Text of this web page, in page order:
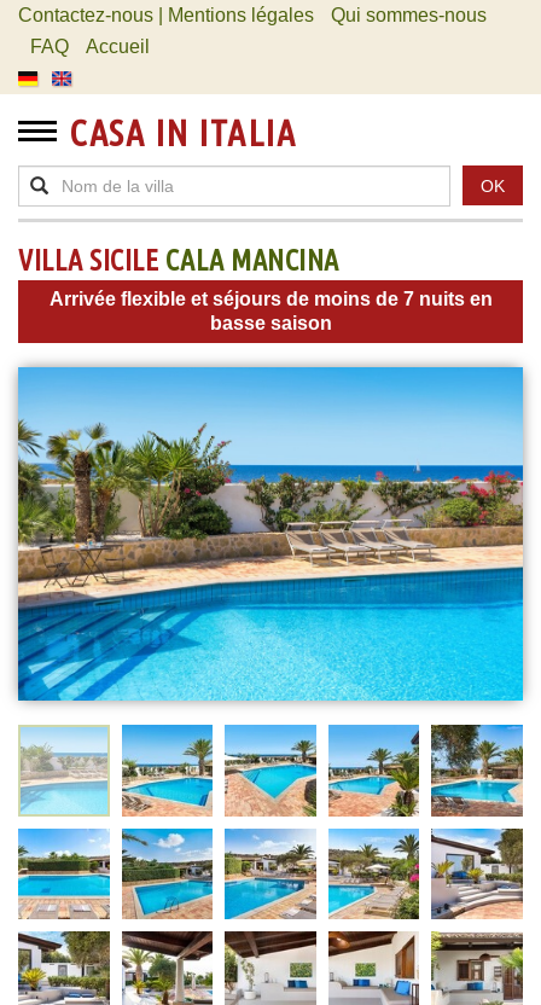
Contactez-nous | Mentions légales
Qui sommes-nous
FAQ
Accueil
CASA IN ITALIA
OK
VILLA SICILE CALA MANCINA
Arrivée flexible et séjours de moins de 7 nuits en
basse saison